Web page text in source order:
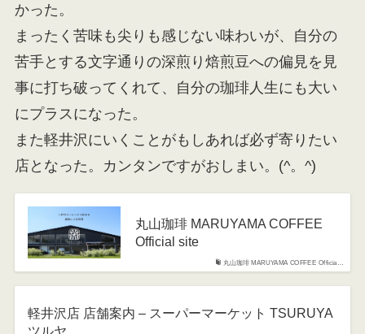
かった。
まったく苦味も尖りも感じない味わいが、自分の
苦手とする文字通りの深煎り焙煎豆への偏見を見
事に打ち破ってくれて、自分の珈琲人生にも大い
にプラスになった。
また軽井沢にいくことがもしあれば必ず寄りたい
店となった。カンタンですがおしまい。(^。^)
丸山珈琲 MARUYAMA COFFEE Officia…
丸山珈琲 MARUYAMA COFFEE
Official site
軽井沢店 店舗案内 – スーパーマーケット TSURUYA
ツルヤ